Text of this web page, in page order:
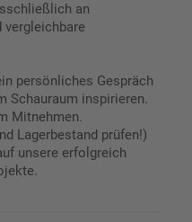
an
vergleichbare
persönliches Gespräch
Schauraum inspirieren.
Mitnehmen.
Lagerbestand prüfen!)
unsere erfolgreich